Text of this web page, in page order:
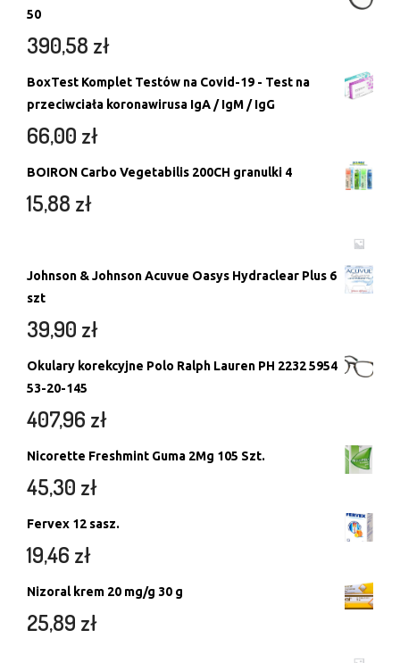
50
390,58 zł
BoxTest Komplet Testów na Covid-19 - Test na
przeciwciała koronawirusa IgA / IgM / IgG
66,00 zł
BOIRON Carbo Vegetabilis 200CH granulki 4
15,88 zł
Johnson & Johnson Acuvue Oasys Hydraclear Plus 6
szt
39,90 zł
Okulary korekcyjne Polo Ralph Lauren PH 2232 5954
53-20-145
407,96 zł
Nicorette Freshmint Guma 2Mg 105 Szt.
45,30 zł
Fervex 12 sasz.
19,46 zł
Nizoral krem 20 mg/g 30 g
25,89 zł